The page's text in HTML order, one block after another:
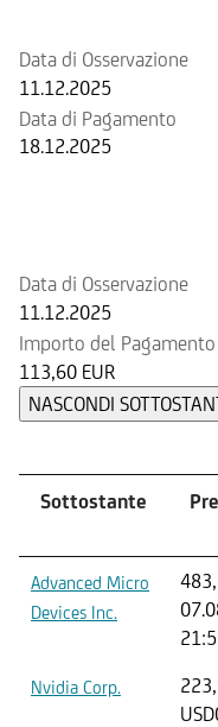
Data di Osservazione
11.12.2025
Data di Pagamento
18.12.2025
Data di Osservazione
11.12.2025
Importo del Pagamento
113,60 EUR
NASCONDI
Sottostante
Advanced Micro
Devices Inc.
Nvidia Corp.
USD